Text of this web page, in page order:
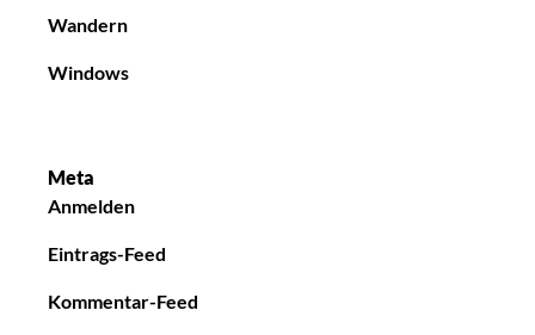
Wandern
Windows
Meta
Anmelden
Eintrags-Feed
Kommentar-Feed